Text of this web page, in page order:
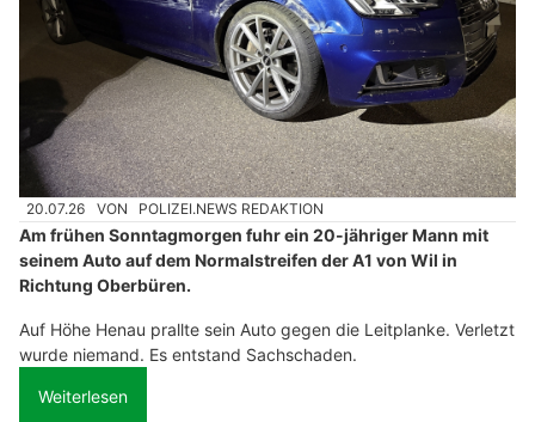
20.07.26 VON POLIZEI.NEWS REDAKTION
Am frühen Sonntagmorgen fuhr ein 20-jähriger Mann mit
seinem Auto auf dem Normalstreifen der A1 von Wil in
Richtung Oberbüren.
Auf Höhe Henau prallte sein Auto gegen die Leitplanke. Verletzt
wurde niemand. Es entstand Sachschaden.
Weiterlesen